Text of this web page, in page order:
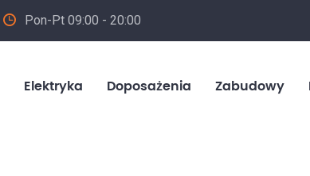
Pon-Pt 09:00 - 20:00
Elektryka Doposażenia Zabudowy